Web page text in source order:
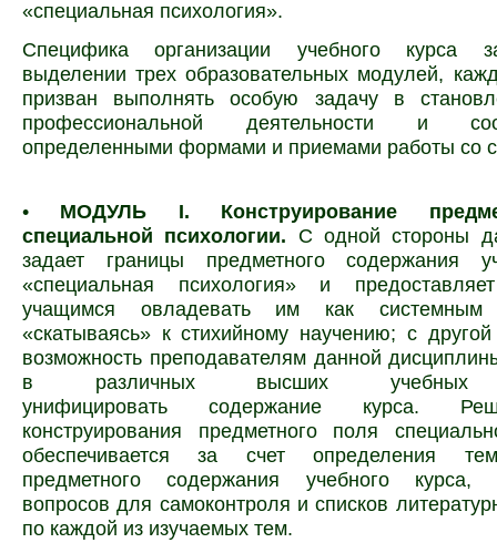
«специальная психология».
Специфика организации учебного курса
выделении трех образовательных модулей,
призван выполнять особую задачу в
профессиональной деятельности и
определенными формами и приемами работы со
• МОДУЛЬ I. Конструирование
специальной психологии. С одной стороны
задает границы предметного содержания
«специальная психология» и
учащимся овладевать им как
«скатываясь» к стихийному научению; с
возможность преподавателям данной
в различных высших учебных
унифицировать содержание курса.
конструирования предметного поля
обеспечивается за счет определения
предметного содержания учебного курса,
вопросов для самоконтроля исписков
по каждой из изучаемых тем.